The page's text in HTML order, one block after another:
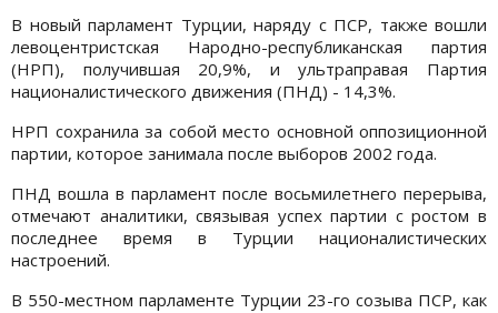
В новый парламент Турции, наряду с ПСР, также вошли
левоцентристская Народно-республиканская партия
(НРП), получившая 20,9%, и ультраправая Партия
националистического движения (ПНД) - 14,3%.
НРП сохранила за собой место основной оппозиционной
партии, которое занимала после выборов 2002 года.
ПНД вошла в парламент после восьмилетнего перерыва,
отмечают аналитики, связывая успех партии с ростом в
последнее время в Турции националистических
настроений.
В 550-местном парламенте Турции 23-го созыва ПСР, как